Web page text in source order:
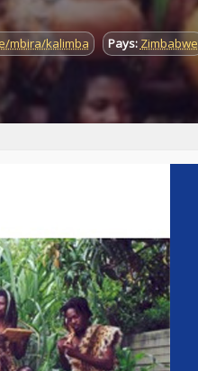
mbira/kalimba Pays: Zimbabwe